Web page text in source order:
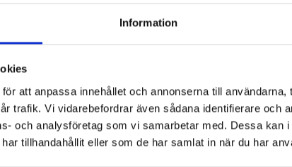
Information
att anpassa innehållet och annonserna till användarna,
trafik. Vi vidarebefordrar även sådana identifierare och
och analysföretag som vi samarbetar med. Dessa kan
tillhandahållit eller som de har samlat in när du har